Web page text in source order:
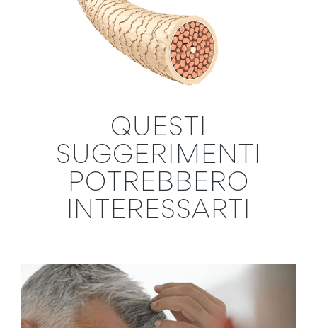
QUESTI
SUGGERIMENTI
POTREBBERO
INTERESSARTI